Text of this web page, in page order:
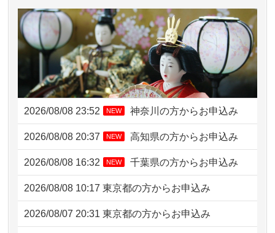
2026/08/08 23:52 NEW 神奈川の方からお申込み
2026/08/08 20:37 NEW 高知県の方からお申込み
2026/08/08 16:32 NEW 千葉県の方からお申込み
2026/08/08 10:17 東京都の方からお申込み
2026/08/07 20:31 東京都の方からお申込み